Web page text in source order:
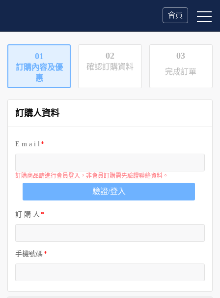
會員
01
訂購內容及優
惠
02
確認訂購資料
03
完成訂單
訂購人資料
E m a i l
訂購商品請進行會員登入，非會員訂購需先驗證聯絡資料。
驗證/登入
訂 購 人
手機號碼